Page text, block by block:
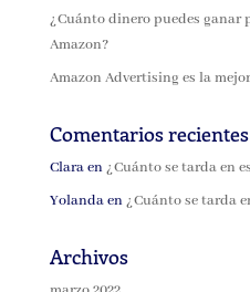
¿Cuánto dinero puedes
Amazon?
Amazon Advertising es la
Comentarios recientes
Claraen¿Cuánto se tarda en
Yolandaen¿Cuánto se tarda
Archivos